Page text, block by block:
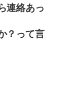
連絡あっ
？って言